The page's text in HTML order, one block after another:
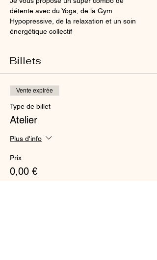
détente avec du Yoga, de la Gym
Hypopressive, de la relaxation et un soin
énergétique collectif
Billets
Vente expirée
Type de billet
Atelier
Plus d'info
Prix
0,00 €